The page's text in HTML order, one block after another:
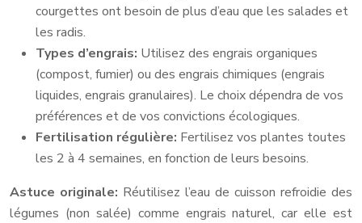
courgettes ont besoin de plus d’eau que les salades et
les radis.
Types d’engrais: Utilisez des engrais organiques
(compost, fumier) ou des engrais chimiques (engrais
liquides, engrais granulaires). Le choix dépendra de vos
préférences et de vos convictions écologiques.
Fertilisation régulière: Fertilisez vos plantes toutes
les 2 à 4 semaines, en fonction de leurs besoins.
Astuce originale: Réutilisez l’eau de cuisson refroidie des
légumes (non salée) comme engrais naturel, car elle est